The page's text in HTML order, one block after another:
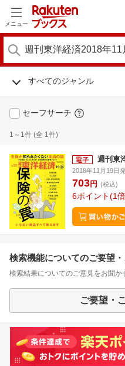
メニュー
すべてのジャンル
セーフサーチ
1～1件 (全 1件)
週刊東
2018年11月19日
703円 (税込)
6ポイント 1倍
検索機能についてのご要望
検索結果についてのご意見をお聞か
ご要望・